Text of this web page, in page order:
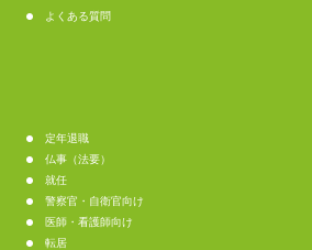
よくある質問
定年退職
仏事（法要）
就任
警察官・自衛官向け
医師・看護師向け
転居